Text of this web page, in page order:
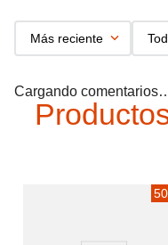
Más reciente
Cargando